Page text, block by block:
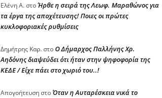
Ελένη Α.στοΉρθε η σειρά της Λεωφ. Μαραθώνος για
τα έργα της αποχέτευσης! Ποιες οι πρώτες
κυκλοφοριακές ρυθμίσεις
Δημήτρης Καρ.στοΟ Δήμαρχος Παλλήνης Χρ.
Αηδόνης διαψεύδει ότι ήταν στην ψηφοφορία της
ΚΕΔΕ / Είχε πάει στο χωριό του..!
ΑπογοήτευσηστοΌταν η Αυταρέσκεια νικά το